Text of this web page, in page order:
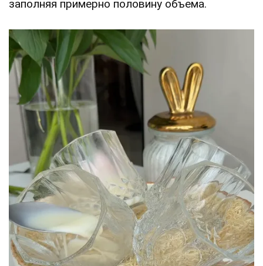
заполняя примерно половину объема.